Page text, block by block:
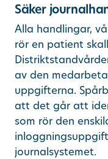
Säker
Alla handlingar,
rör en patient
av den
uppgifterna.
att det går att
som rör den
journalsystemet.